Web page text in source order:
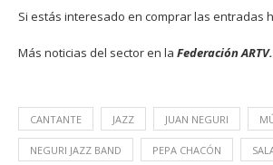
Si estás interesado en comprar las entradas
Más noticias del sector en la Federación ARTV.
CANTANTE JAZZ JUAN NEGURI
NEGURI JAZZ BAND PEPA CHACÓN